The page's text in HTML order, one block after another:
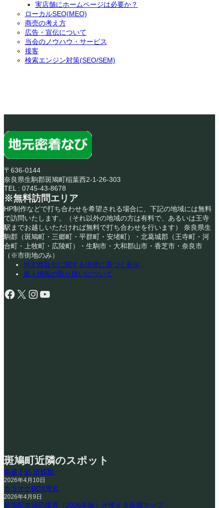
実店舗にホームページは必要か？
ローカルSEO(MEO)
商売の考え方
広告・宣伝について
当会のノウハウ・サービス
接客
検索エンジン対策(SEO/SEM)
〒636-0144
奈良県生駒郡斑鳩町稲葉西2-1-26-303
TEL : 0745-43-8678
※無料訪問エリア
HP制作などで打ち合わせを希望される場合に、下記の地域には無料
で訪問いたします。（それ以外の地域の方は有料で、あるいは王寺
駅までお越しいただければ無料で打ち合わせを行います） 奈良県生
駒郡（斑鳩町・三郷町・平群町・安堵町）・北葛城郡（王寺町・河
合町・上牧町・広陵町）・生駒市・大和郡山市・香芝市・奈良市
（※市街地のみ）
特定商取引に関する法律に基づく表示
個人情報の取り扱いについて
Facebook X Instagram YouTube
斑鳩町近隣のスポット
御菓子処 田鶴屋
2026年4月10日
カラオケBOX雪丸
2026年4月9日
斑鳩町生活応援券（2026年版）が使える店舗マップ